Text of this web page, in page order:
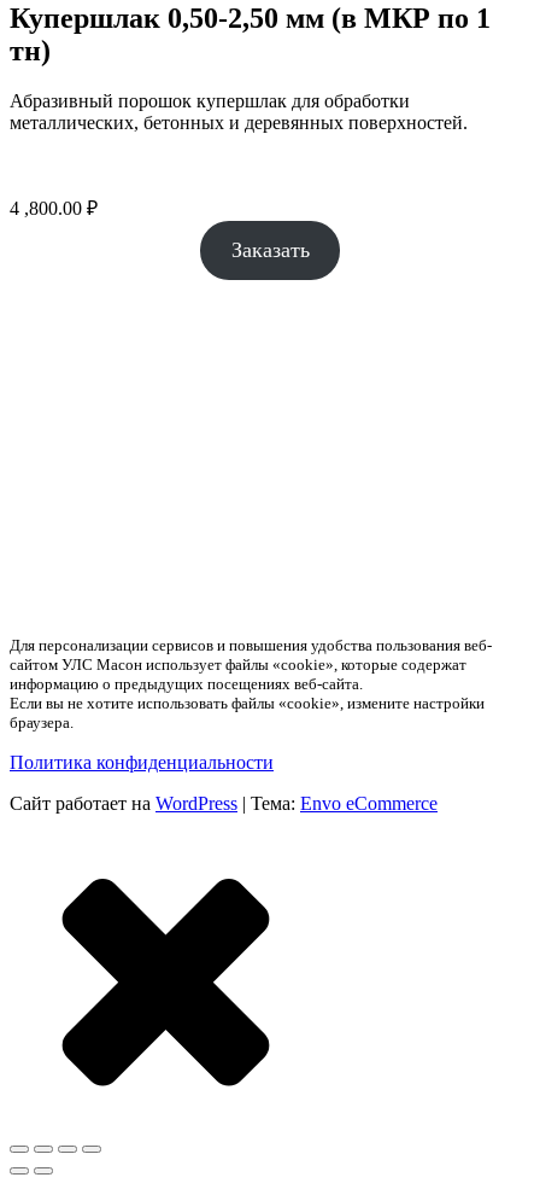
Купершлак 0,50-2,50 мм (в МКР по 1
тн)
Абразивный порошок купершлак для обработки
металлических, бетонных и деревянных поверхностей.
4 ,800.00 ₽
Заказать
Для персонализации сервисов и повышения удобства пользования веб-
сайтом УЛС Масон использует файлы «cookie», которые содержат
информацию о предыдущих посещениях веб-сайта.
Если вы не хотите использовать файлы «cookie», измените настройки
браузера.
Политика конфиденциальности
Сайт работает на WordPress | Тема: Envo eCommerce